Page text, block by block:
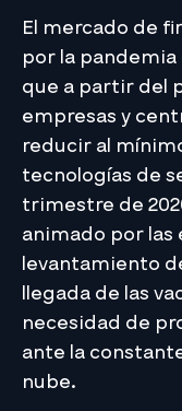
El mercado de
por la pandemia
que a partir del
empresas y
reducir al
tecnologías de
trimestre de
animado por
levantamiento
llegada de las
necesidad de
ante la
nube.